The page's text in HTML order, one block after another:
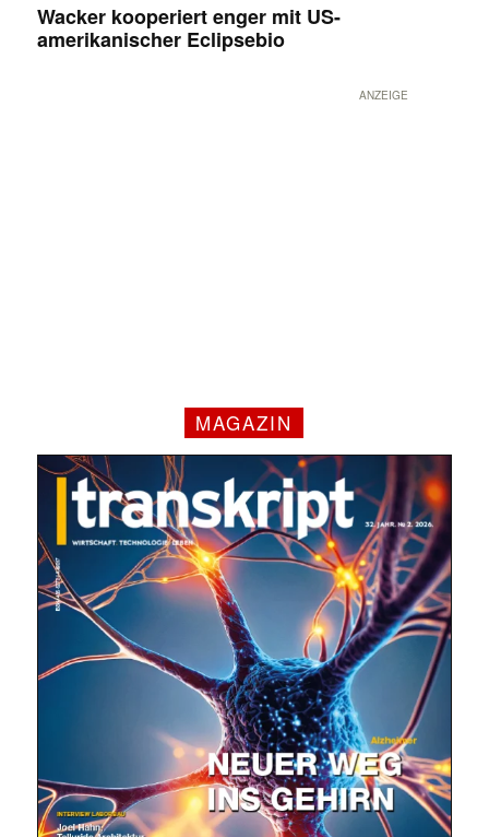
Wacker kooperiert enger mit US-
amerikanischer Eclipsebio
ANZEIGE
MAGAZIN